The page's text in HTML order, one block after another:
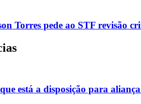
Torres pede ao STF revisão
está a disposição para